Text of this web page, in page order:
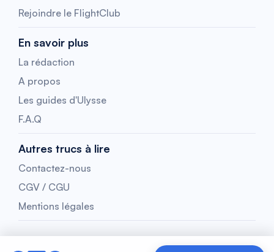
Rejoindre le FlightClub
En savoir plus
La rédaction
A propos
Les guides d'Ulysse
F.A.Q
Autres trucs à lire
Contactez-nous
CGV / CGU
Mentions légales